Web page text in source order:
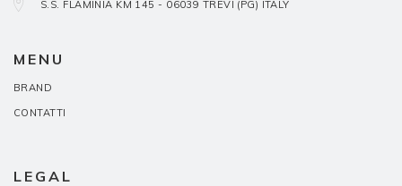
S.S. FLAMINIA KM 145 - 06039 TREVI (PG) ITALY
MENU
BRAND
CONTATTI
LEGAL